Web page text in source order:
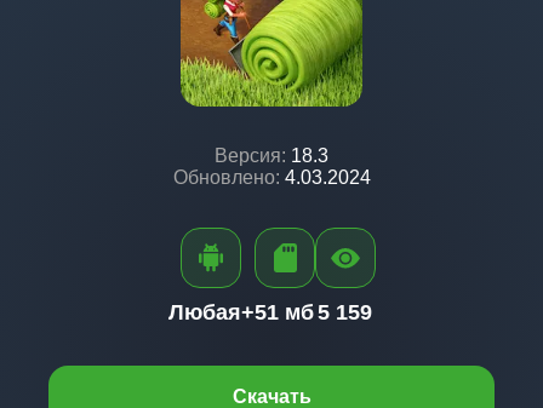
Версия: 18.3
Обновлено: 4.03.2024
Скачать
Любая+51 мб5 159